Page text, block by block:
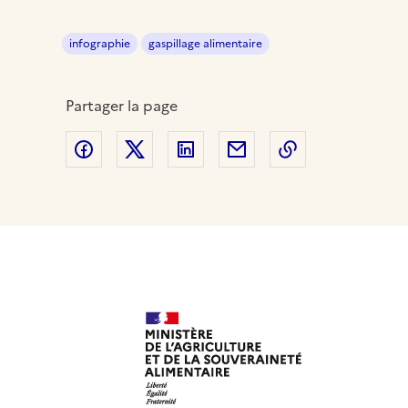
infographie gaspillage alimentaire
Partager la page
Partager sur Facebook
Partager sur Twitter
Partager sur LinkedIn
Partager par email